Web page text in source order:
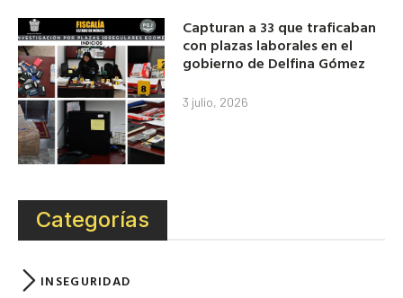
Capturan a 33 que traficaban
con plazas laborales en el
gobierno de Delfina Gómez
3 julio, 2026
Categorías
INSEGURIDAD